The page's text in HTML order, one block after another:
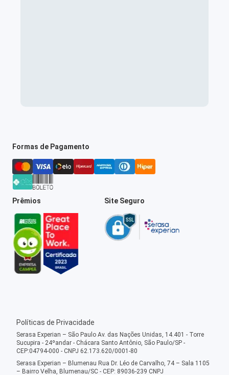
Formas de Pagamento
Prêmios Site Seguro
Políticas de Privacidade
Serasa Experian – São Paulo Av. das Nações Unidas, 14.401 - Torre
Sucupira - 24ºandar - Chácara Santo Antônio, São Paulo/SP -
CEP:04794-000 - CNPJ 62.173.620/0001-80
Serasa Experian – Blumenau Rua Dr. Léo de Carvalho, 74 – Sala 1105
– Bairro Velha, Blumenau/SC - CEP: 89036-239 CNPJ